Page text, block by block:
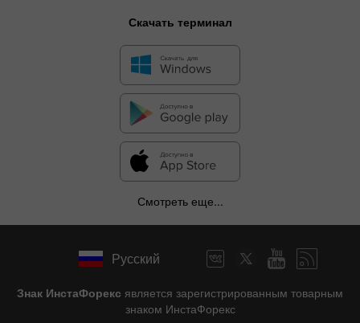
Скачать терминал
Смотреть еще...
Русский
Знак ИнстаФорекс является зарегистрированным товарным
знаком ИнстаФорекс